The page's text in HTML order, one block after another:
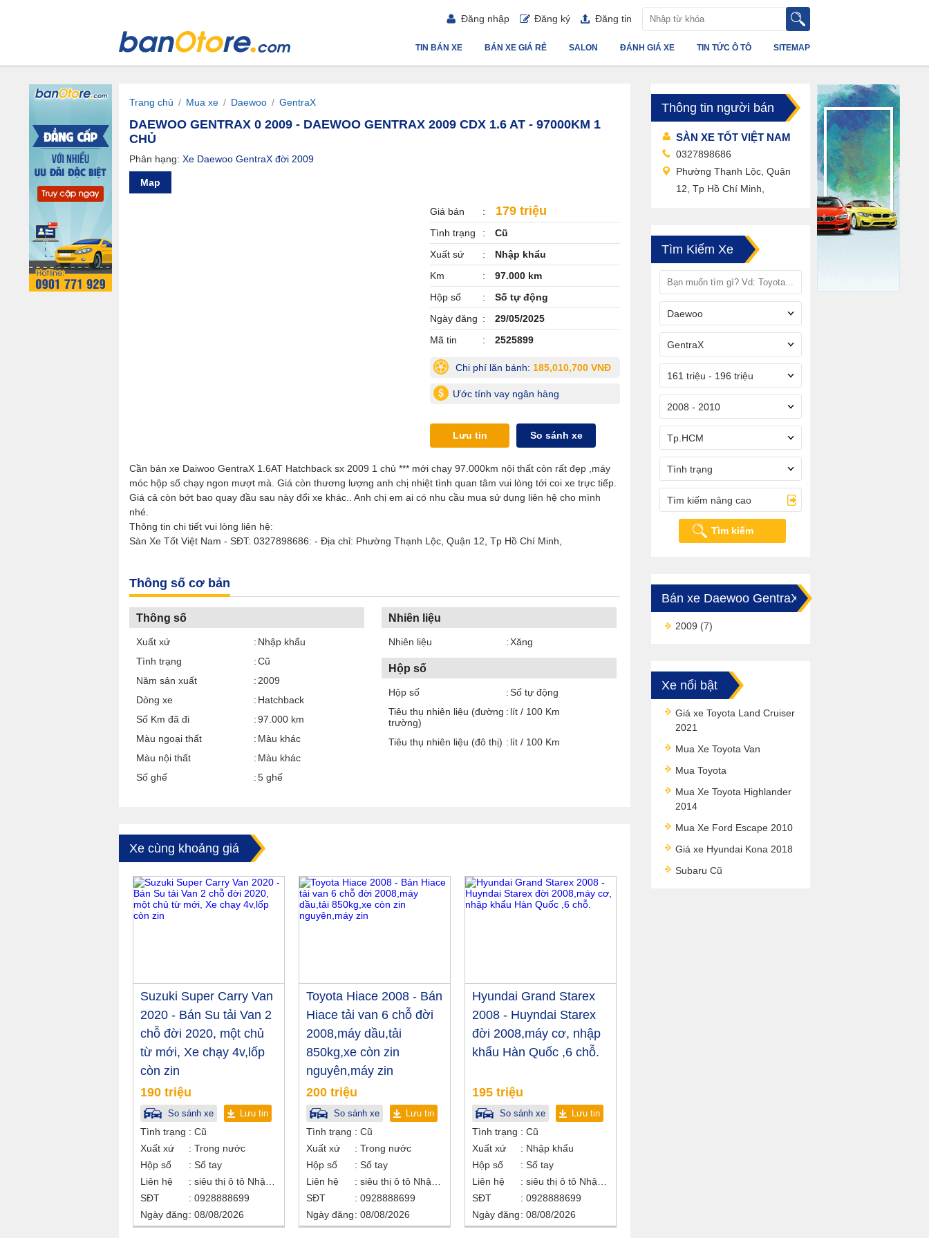
Đăng nhập Đăng ký Đăng tin
SITEMAP
TIN TỨC Ô TÔ
ĐÁNH GIÁ XE
SALON
BÁN XE GIÁ RẺ
TIN BÁN XE
Trang chủ / Mua xe / Daewoo / GentraX
DAEWOO GENTRAX 0 2009 - DAEWOO GENTRAX 2009 CDX 1.6 AT - 97000KM 1
CHỦ
Phân hạng: Xe Daewoo GentraX đời 2009
Map
Giá bán 179 triệu
Tình trạng
Cũ
Xuất sứ
Nhập khẩu
Km
97.000 km
Hộp số
Số tự động
Ngày đăng
29/05/2025
Mã tin
2525899
Chi phí lăn bánh: 185,010,700 VNĐ
Ước tính vay ngân hàng
Lưu tin So sánh xe
Cần bán xe Daiwoo GentraX 1.6AT Hatchback sx 2009 1 chủ *** mới chạy 97.000km nội thất còn rất đẹp ,máy
móc hộp số chạy ngon mượt mà. Giá còn thương lượng anh chị nhiệt tình quan tâm vui lòng tới coi xe trực tiếp.
Giá cả còn bớt bao quay đầu sau này đổi xe khác.. Anh chị em ai có nhu cầu mua sử dụng liên hệ cho mình
nhé.
Thông tin chi tiết vui lòng liên hệ:
Sàn Xe Tốt Việt Nam - SĐT: 0327898686: - Địa chỉ: Phường Thạnh Lộc, Quận 12, Tp Hồ Chí Minh,
Thông số cơ bản
Thông số
Xuất xứ
Nhập khẩu
Tình trạng
Cũ
Năm sản xuất
2009
Dòng xe
Hatchback
Số Km đã đi
97.000 km
Màu ngoại thất
Màu khác
Màu nội thất
Màu khác
Số ghế
5 ghế
Nhiên liệu
Nhiên liệu Xăng
Hộp số
Hộp số
Số tự động
Tiêu thụ nhiên liệu (đường
trường)
lít / 100 Km
Tiêu thụ nhiên liệu (đô thị) lít / 100 Km
Xe cùng khoảng giá
Suzuki Super Carry Van
2020 - Bán Su tải Van 2
chỗ đời 2020, một chủ
từ mới, Xe chạy 4v,lốp
còn zin
190 triệu
So sánh xe Lưu tin
Tình trạng
Cũ
Xuất xứ
Trong nước
Hộp số
Số tay
Liên hệ
SĐT
0928888699
Ngày đăng
08/08/2026
Toyota Hiace 2008 - Bán
Hiace tải van 6 chỗ đời
2008,máy dầu,tải
850kg,xe còn zin
nguyên,máy zin
200 triệu
So sánh xe Lưu tin
Tình trạng
Cũ
Xuất xứ
Trong nước
Hộp số
Số tay
Liên hệ
SĐT
0928888699
Ngày đăng
08/08/2026
Hyundai Grand Starex
2008 - Huyndai Starex
đời 2008,máy cơ, nhập
khẩu Hàn Quốc ,6 chỗ.
195 triệu
So sánh xe Lưu tin
Tình trạng
Cũ
Xuất xứ
Nhập khẩu
Hộp số
Số tay
Liên hệ
SĐT
0928888699
Ngày đăng
08/08/2026
Thông tin người bán
SÀN XE TỐT VIỆT NAM
0327898686
Phường Thạnh Lộc, Quận
12, Tp Hồ Chí Minh,
Tìm Kiếm Xe
Daewoo
GentraX
161 triệu - 196 triệu
2008 - 2010
Tp.HCM
Tình trạng
Tìm kiếm nâng cao
Tìm kiếm
Bán xe Daewoo GentraX
2009 (7)
Xe nổi bật
Giá xe Toyota Land Cruiser
2021
Mua Xe Toyota Van
Mua Toyota
Mua Xe Toyota Highlander
2014
Mua Xe Ford Escape 2010
Giá xe Hyundai Kona 2018
Subaru Cũ